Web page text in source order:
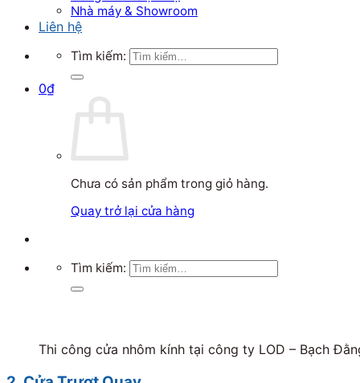
Nhà máy & Showroom
Liên hệ
Tìm kiếm:
0₫
Chưa có sản phẩm trong giỏ hàng.
Quay trở lại cửa hàng
Tìm kiếm:
Thi công cửa nhôm kính tại công ty LOD – Bạch